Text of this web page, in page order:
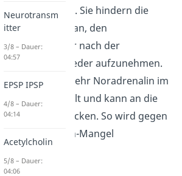
das Noradrenalin. Sie hindern die
Nervenzellen daran, den
Neurotransmitter nach der
Ausschüttung wieder aufzunehmen.
Dadurch bleibt mehr Noradrenalin im
synaptischen Spalt und kann an die
Rezeptoren andocken. So wird gegen
den Noradrenalin-Mangel
vorgegangen.
Neurotransm
itter
3/8 – Dauer:
04:57
EPSP IPSP
4/8 – Dauer:
04:14
Acetylcholin
5/8 – Dauer:
04:06